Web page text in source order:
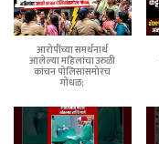
आरोपींच्या समर्थनार्थ
आलेल्या महिलांचा उरुळी
कांचन पोलिसांसमोरच
गोंधळ;